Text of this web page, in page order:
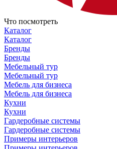
Что посмотреть
Каталог
Каталог
Бренды
Бренды
Мебельный тур
Мебельный тур
Мебель для бизнеса
Мебель для бизнеса
Кухни
Кухни
Гардеробные системы
Гардеробные системы
Примеры интерьеров